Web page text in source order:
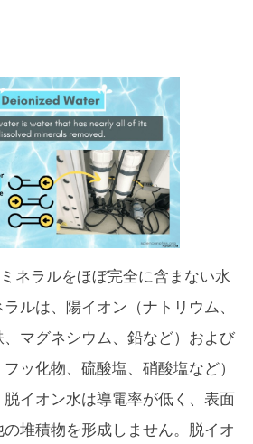
ネラルをほぼ完全に含まない水
ルは、陽イオン（ナトリウム、
マグネシウム、鉛など）および
ッ化物、硫酸塩、硝酸塩など）
イオン水は導電率が低く、表面
堆積物を形成しません。脱イオ